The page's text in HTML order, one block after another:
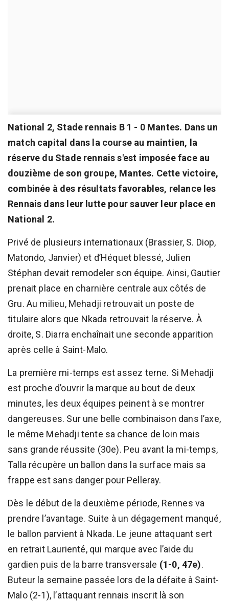
National 2, Stade rennais B 1 - 0 Mantes. Dans un
match capital dans la course au maintien, la
réserve du Stade rennais s'est imposée face au
douzième de son groupe, Mantes. Cette victoire,
combinée à des résultats favorables, relance les
Rennais dans leur lutte pour sauver leur place en
National 2.
Privé de plusieurs internationaux (Brassier, S. Diop,
Matondo, Janvier) et d’Héquet blessé, Julien
Stéphan devait remodeler son équipe. Ainsi, Gautier
prenait place en charnière centrale aux côtés de
Gru. Au milieu, Mehadji retrouvait un poste de
titulaire alors que Nkada retrouvait la réserve. À
droite, S. Diarra enchaînait une seconde apparition
après celle à Saint-Malo.
La première mi-temps est assez terne. Si Mehadji
est proche d’ouvrir la marque au bout de deux
minutes, les deux équipes peinent à se montrer
dangereuses. Sur une belle combinaison dans l’axe,
le même Mehadji tente sa chance de loin mais
sans grande réussite (30e). Peu avant la mi-temps,
Talla récupère un ballon dans la surface mais sa
frappe est sans danger pour Pelleray.
Dès le début de la deuxième période, Rennes va
prendre l’avantage. Suite à un dégagement manqué,
le ballon parvient à Nkada. Le jeune attaquant sert
en retrait Laurienté, qui marque avec l’aide du
gardien puis de la barre transversale (1-0, 47e).
Buteur la semaine passée lors de la défaite à Saint-
Malo (2-1), l’attaquant rennais inscrit là son